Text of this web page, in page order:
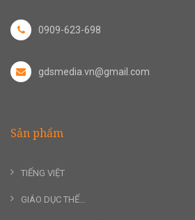
0909-623-698
gdsmedia.vn@gmail.com
Sản phẩm
TIẾNG VIỆT
GIÁO DỤC THỂ...